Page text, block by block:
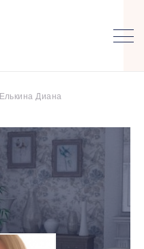
Елькина Диана